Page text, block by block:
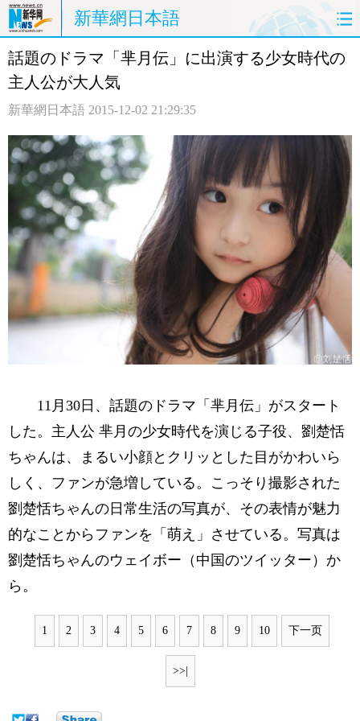
新華網日本語
ホームページ 政治 経済
観光 評論
中日対訳
話題のドラマ「芈月伝」に出演する少女時代の
主人公が大人気
新華網日本語 2015-12-02 21:29:35
11月30日、話題のドラマ「芈月伝」がスタート
した。主人公 芈月の少女時代を演じる子役、劉楚恬
ちゃんは、まるい小顔とクリッとした目がかわいら
しく、ファンが急増している。こっそり撮影された
劉楚恬ちゃんの日常生活の写真が、その表情が魅力
的なことからファンを「萌え」させている。写真は
劉楚恬ちゃんのウェイボー（中国のツイッター）か
ら。
1 2 3 4 5 6 7 8 9 10 下一页
>>|